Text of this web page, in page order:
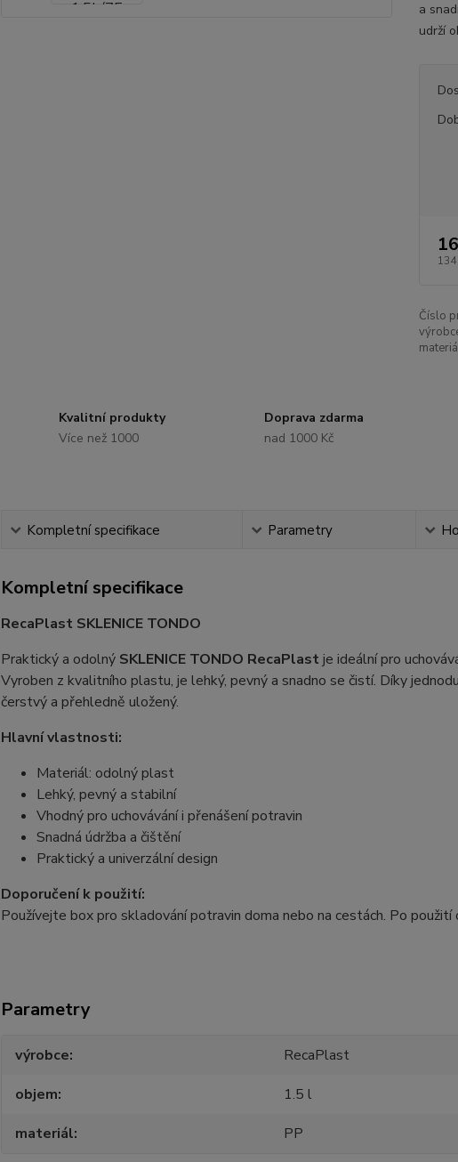
a
udrží
134
Číslo
Kvalitní produkty
Více než 1000
Doprava zdarma
nad 1000 Kč
Kompletní specifikace Parametry
Kompletní specifikace
RecaPlast SKLENICE TONDO
Praktický a odolný SKLENICE TONDO RecaPlast je ideální pro
Vyroben z kvalitního plastu, je lehký, pevný a snadno se čistí. Díky
čerstvý a přehledně uložený.
Hlavní vlastnosti:
Materiál: odolný plast
Lehký, pevný a stabilní
Vhodný pro uchovávání i přenášení potravin
Snadná údržba a čištění
Praktický a univerzální design
Doporučení k použití:
Používejte box pro skladování potravin doma nebo na cestách. Po
Parametry
výrobce
RecaPlast
objem
1.5 l
materiál
PP